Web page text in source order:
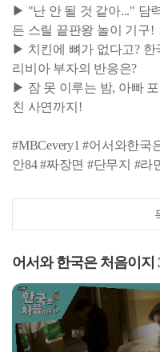
▶ "난 안 될 것 같아..." 담
든 스릴 끝판왕 놀이 기구!
▶ 치킨에 뼈가 없다고? 한
리비아 부자의 반응은?
▶ 잠 못 이루는 밤, 아빠
친 사연까지!
#MBCevery1 #어서와한국
안84 #짜장면 #단무지 #라
어서와 한국은 처음이지